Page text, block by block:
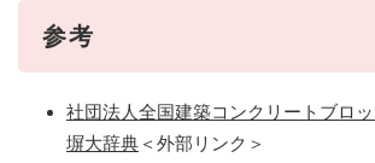
参考
社団法人全国建築コンクリートブロ
塀大辞典 ＜外部リンク＞